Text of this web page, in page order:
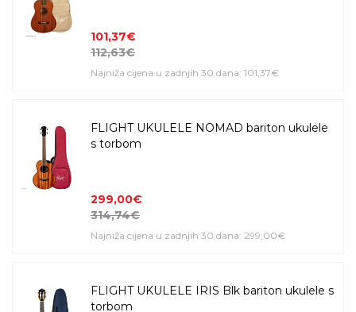
101,37€
112,63€
Najniža cijena u zadnjih 30 dana: 101,37€
FLIGHT UKULELE NOMAD bariton ukulele
s torbom
299,00€
314,74€
Najniža cijena u zadnjih 30 dana: 299,00€
FLIGHT UKULELE IRIS Blk bariton ukulele s
torbom